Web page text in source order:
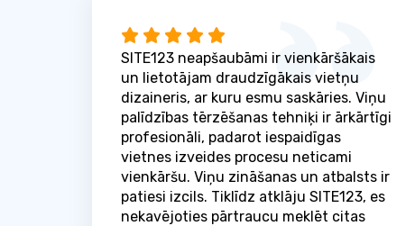
SITE123 neapšaubāmi ir vienkāršākais
un lietotājam draudzīgākais vietņu
dizaineris, ar kuru esmu saskāries. Viņu
palīdzības tērzēšanas tehniķi ir ārkārtīgi
profesionāli, padarot iespaidīgas
vietnes izveides procesu neticami
vienkāršu. Viņu zināšanas un atbalsts ir
patiesi izcils. Tiklīdz atklāju SITE123, es
nekavējoties pārtraucu meklēt citas